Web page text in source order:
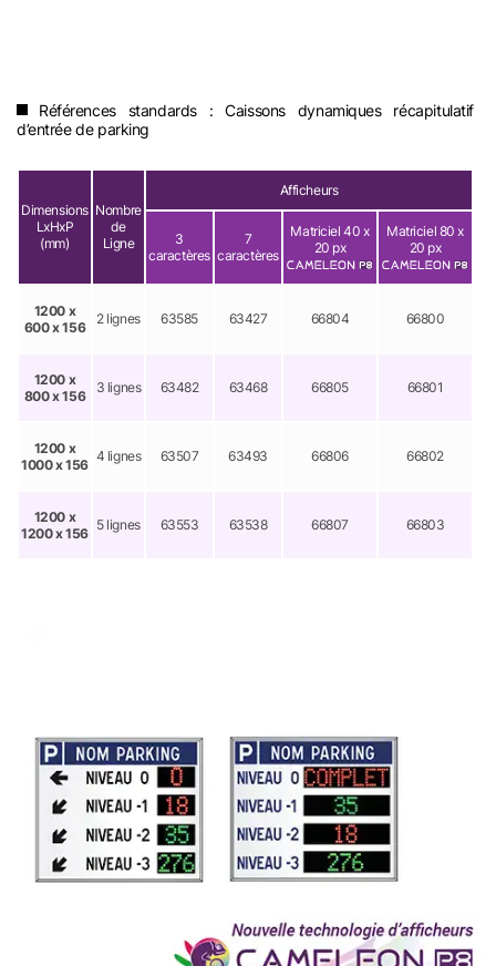
Références standards : Caissons dynamiques récapitulatif
d’entrée de parking
Dimensions
LxHxP
(mm)
Nombre
de
Ligne
Afficheurs
3
caractères
7
caractères
Matriciel 40 x
20 px
Matriciel 80 x
20 px
1200 x
600 x 156
2 lignes 63585 63427 66804 66800
1200 x
800 x 156
3 lignes 63482 63468 66805 66801
1200 x
1000 x 156
4 lignes 63507 63493 66806 66802
1200 x
1200 x 156
5 lignes 63553 63538 66807 66803